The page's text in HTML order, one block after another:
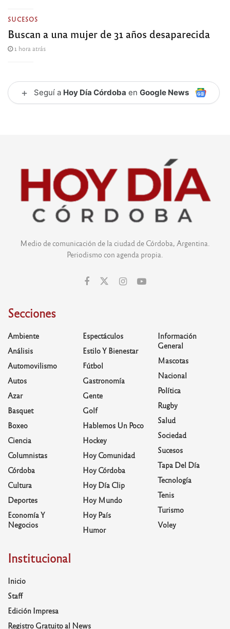
SUCESOS
Buscan a una mujer de 31 años desaparecida
1 hora atrás
+ Seguí a Hoy Día Córdoba en Google News
Medio de comunicación de la ciudad de Córdoba, Argentina.
Periodismo con agenda propia.
Secciones
Ambiente
Análisis
Automovilismo
Autos
Azar
Basquet
Boxeo
Ciencia
Columnistas
Córdoba
Cultura
Deportes
Economía Y
Negocios
Espectáculos
Estilo Y Bienestar
Fútbol
Gastronomía
Gente
Golf
Hablemos Un Poco
Hockey
Hoy Comunidad
Hoy Córdoba
Hoy Día Clip
Hoy Mundo
Hoy País
Humor
Información
General
Mascotas
Nacional
Política
Rugby
Salud
Sociedad
Sucesos
Tapa Del Día
Tecnología
Tenis
Turismo
Voley
Institucional
Inicio
Staff
Edición Impresa
Registro Gratuito al News